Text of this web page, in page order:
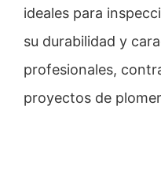
ideales para
su durabilidad y
profesionales,
proyectos de